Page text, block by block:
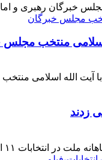
خبرگان رهبری و
اسلامی منتخب مجلس‌
آیت الله اسلامی
زدند
الرحیم بار دیگر حضور حماسی [ ... ]